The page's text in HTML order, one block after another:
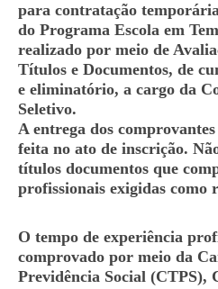
para contratação
do Programa Escola em
realizado por meio de
Títulos e Documentos, de
e eliminatório, a cargo da
Seletivo.
A entrega dos
feita no ato de inscrição.
títulos documentos que
profissionais exigidas como
O tempo de experiência
comprovado por meio da
Previdência Social (CTPS),